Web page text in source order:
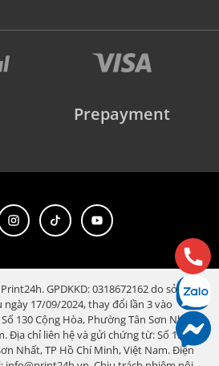
Prepayment
GPDKKD: 0318672162 do sở KH
ngày 17/09/2024, thay đổi lần 3 vào
130 Cộng Hòa, Phường Tân Sơn Nhất,
Địa chỉ liên hệ và gửi chứng từ: Số 130
Nhất, TP Hồ Chí Minh, Việt Nam. Điện